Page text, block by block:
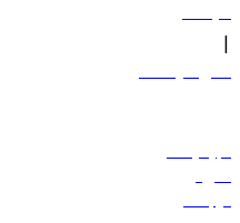
سياساتنا
|
الشروط والأحكام
حجز الرحلات
العروض
الوجهات